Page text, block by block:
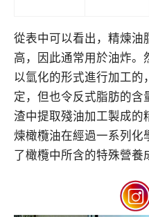
從表中可以看出，精煉油
高，因此通常用於油炸。
以氫化的形式進行加工的
定，但也令反式脂肪的含
渣中提取殘油加工製成的
煉橄欖油在經過一系列化
了橄欖中所含的特殊營養